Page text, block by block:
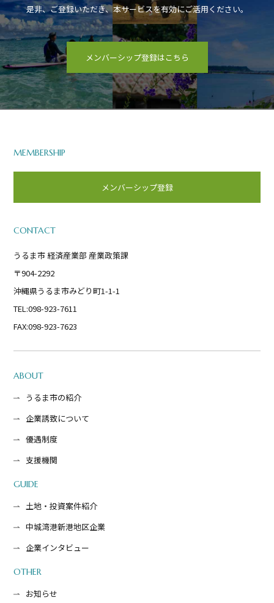
是非、ご登録いただき、本サービスを有効にご活用ください。
メンバーシップ登録はこちら
ABOUT
うるま市の紹介
企業誘致について
優遇制度
支援機関
GUIDE
土地・投資案件紹介
中城湾港新港地区企業
企業インタビュー
OTHER
お知らせ
MEMBERSHIP
メンバーシップ登録
CONTACT
うるま市 経済産業部 産業政策課
〒904-2292
沖縄県うるま市みどり町1-1-1
TEL:098-923-7611
FAX:098-923-7623